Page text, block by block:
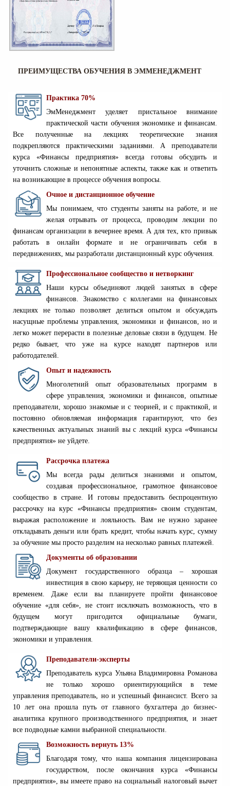
ПРЕИМУЩЕСТВА ОБУЧЕНИЯ В ЭММЕНЕДЖМЕНТ
Практика 70%
ЭмМенеджмент уделяет пристальное внимание
практической части обучения экономике и финансам.
Все полученные на лекциях теоретические знания
подкрепляются практическими заданиями. А преподаватели
курса «Финансы предприятия» всегда готовы обсудить и
уточнить сложные и непонятные аспекты, также как и ответить
на возникающие в процессе обучения вопросы.
Очное и дистанционное обучение
Мы понимаем, что студенты заняты на работе, и не
желая отрывать от процесса, проводим лекции по
финансам организации в вечернее время. А для тех, кто привык
работать в онлайн формате и не ограничивать себя в
передвижениях, мы разработали дистанционный курс обучения.
Профессиональное сообщество и нетворкинг
Наши курсы объединяют людей занятых в сфере
финансов. Знакомство с коллегами на финансовых
лекциях не только позволяет делиться опытом и обсуждать
насущные проблемы управления, экономики и финансов, но и
легко может перерасти в полезные деловые связи в будущем. Не
редко бывает, что уже на курсе находят партнеров или
работодателей.
Опыт и надежность
Многолетний опыт образовательных программ в
сфере управления, экономики и финансов, опытные
преподаватели, хорошо знакомые и с теорией, и с практикой, и
постоянно обновляемая информация гарантируют, что без
качественных актуальных знаний вы с лекций курса «Финансы
предприятия» не уйдете.
Рассрочка платежа
Мы всегда рады делиться знаниями и опытом,
создавая профессиональное, грамотное финансовое
сообщество в стране. И готовы предоставить беспроцентную
рассрочку на курс «Финансы предприятия» своим студентам,
выражая расположение и лояльность. Вам не нужно заранее
откладывать деньги или брать кредит, чтобы начать курс, сумму
за обучение мы просто разделим на несколько равных платежей.
Документы об образовании
Документ государственного образца – хорошая
инвестиция в свою карьеру, не теряющая ценности со
временем. Даже если вы планируете пройти финансовое
обучение «для себя», не стоит исключать возможность, что в
будущем могут пригодится официальные бумаги,
подтверждающие вашу квалификацию в сфере финансов,
экономики и управления.
Преподаватели-эксперты
Преподаватель курса Ульяна Владимировна Романова
не только хорошо ориентирующийся в теме
управления преподаватель, но и успешный финансист. Всего за
10 лет она прошла путь от главного бухгалтера до бизнес-
аналитика крупного производственного предприятия, и знает
все подводные камни выбранной специальности.
Возможность вернуть 13%
Благодаря тому, что наша компания лицензирована
государством, после окончания курса «Финансы
предприятия», вы имеете право на социальный налоговый вычет